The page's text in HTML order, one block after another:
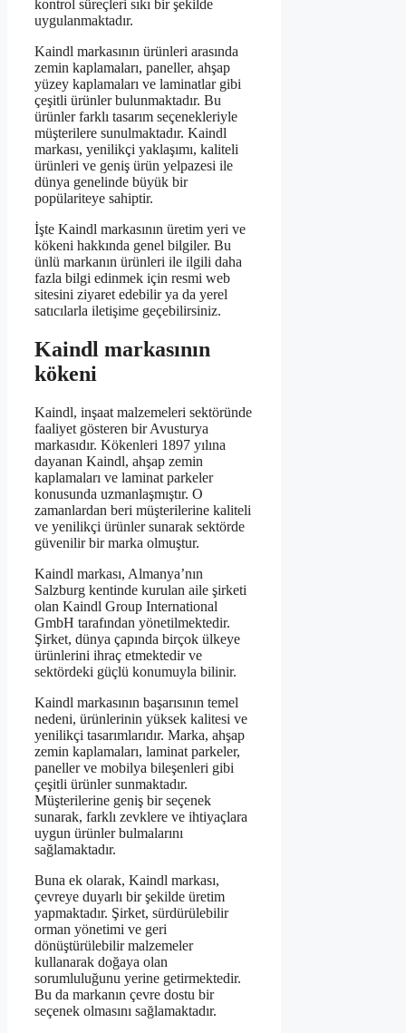
kontrol süreçleri sıkı bir şekilde
uygulanmaktadır.
Kaindl markasının ürünleri arasında
zemin kaplamaları, paneller, ahşap
yüzey kaplamaları ve laminatlar gibi
çeşitli ürünler bulunmaktadır. Bu
ürünler farklı tasarım seçenekleriyle
müşterilere sunulmaktadır. Kaindl
markası, yenilikçi yaklaşımı, kaliteli
ürünleri ve geniş ürün yelpazesi ile
dünya genelinde büyük bir
popülariteye sahiptir.
İşte Kaindl markasının üretim yeri ve
kökeni hakkında genel bilgiler. Bu
ünlü markanın ürünleri ile ilgili daha
fazla bilgi edinmek için resmi web
sitesini ziyaret edebilir ya da yerel
satıcılarla iletişime geçebilirsiniz.
Kaindl markasının
kökeni
Kaindl, inşaat malzemeleri sektöründe
faaliyet gösteren bir Avusturya
markasıdır. Kökenleri 1897 yılına
dayanan Kaindl, ahşap zemin
kaplamaları ve laminat parkeler
konusunda uzmanlaşmıştır. O
zamanlardan beri müşterilerine kaliteli
ve yenilikçi ürünler sunarak sektörde
güvenilir bir marka olmuştur.
Kaindl markası, Almanya’nın
Salzburg kentinde kurulan aile şirketi
olan Kaindl Group International
GmbH tarafından yönetilmektedir.
Şirket, dünya çapında birçok ülkeye
ürünlerini ihraç etmektedir ve
sektördeki güçlü konumuyla bilinir.
Kaindl markasının başarısının temel
nedeni, ürünlerinin yüksek kalitesi ve
yenilikçi tasarımlarıdır. Marka, ahşap
zemin kaplamaları, laminat parkeler,
paneller ve mobilya bileşenleri gibi
çeşitli ürünler sunmaktadır.
Müşterilerine geniş bir seçenek
sunarak, farklı zevklere ve ihtiyaçlara
uygun ürünler bulmalarını
sağlamaktadır.
Buna ek olarak, Kaindl markası,
çevreye duyarlı bir şekilde üretim
yapmaktadır. Şirket, sürdürülebilir
orman yönetimi ve geri
dönüştürülebilir malzemeler
kullanarak doğaya olan
sorumluluğunu yerine getirmektedir.
Bu da markanın çevre dostu bir
seçenek olmasını sağlamaktadır.